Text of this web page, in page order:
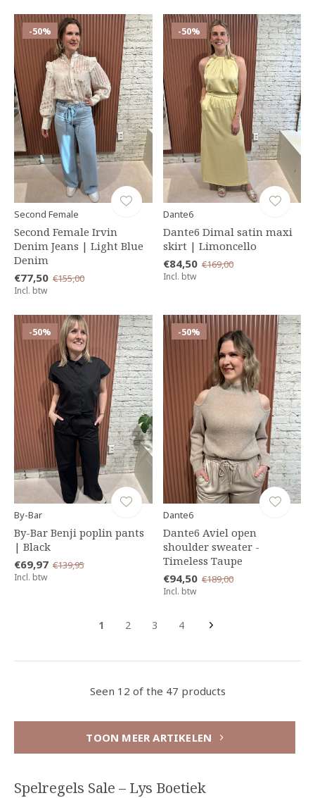
-50%
Second Female
Second Female Irvin
Denim Jeans | Light Blue
Denim
€77,50 €155,00
Incl. btw
-50%
Dante6
Dante6 Dimal satin maxi
skirt | Limoncello
€84,50 €169,00
Incl. btw
-50%
By-Bar
By-Bar Benji poplin pants
| Black
€69,97 €139,95
Incl. btw
-50%
Dante6
Dante6 Aviel open
shoulder sweater -
Timeless Taupe
€94,50 €189,00
Incl. btw
1 2 3 4
Seen 12 of the 47 products
TOON MEER ARTIKELEN
Spelregels Sale – Lys Boetiek